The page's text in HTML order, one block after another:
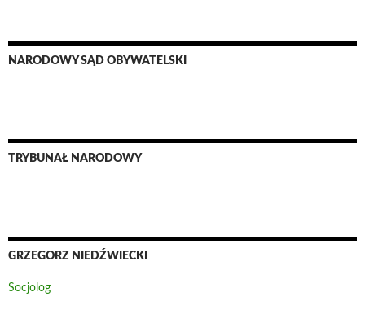
NARODOWY SĄD OBYWATELSKI
TRYBUNAŁ NARODOWY
GRZEGORZ NIEDŹWIECKI
Socjolog